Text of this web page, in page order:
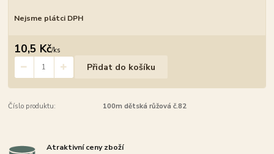
Nejsme plátci DPH
10,5 Kč/ks
Přidat do košíku
Číslo produktu: 100m dětská růžová č.82
Atraktivní ceny zboží